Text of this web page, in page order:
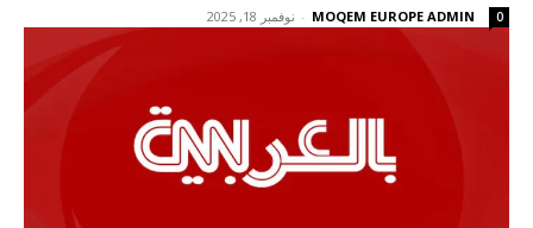
MOQEM EUROPE ADMIN
- نوفمبر 18, 2025 0